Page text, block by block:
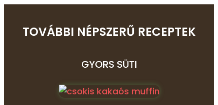
TOVÁBBI NÉPSZERŰ RECEPTEK
GYORS SÜTI